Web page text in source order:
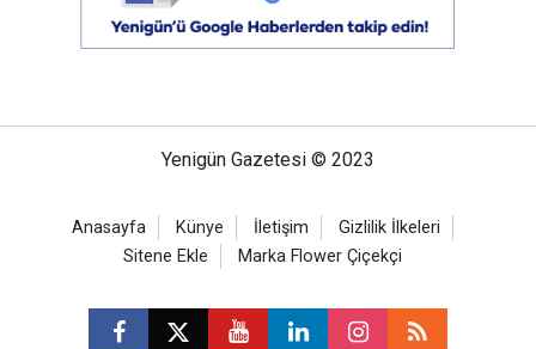
Yenigün Gazetesi © 2023
Anasayfa Künye İletişim
Gizlilik İlkeleri
Sitene Ekle
Marka Flower Çiçekçi